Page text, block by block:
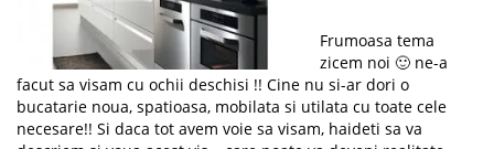
Frumoasa tema
zicem noi 🙂 ne-a
facut sa visam cu ochii deschisi !! Cine nu si-ar dori o
bucatarie noua, spatioasa, mobilata si utilata cu toate cele
necesare!! Si daca tot avem voie sa visam, haideti sa va